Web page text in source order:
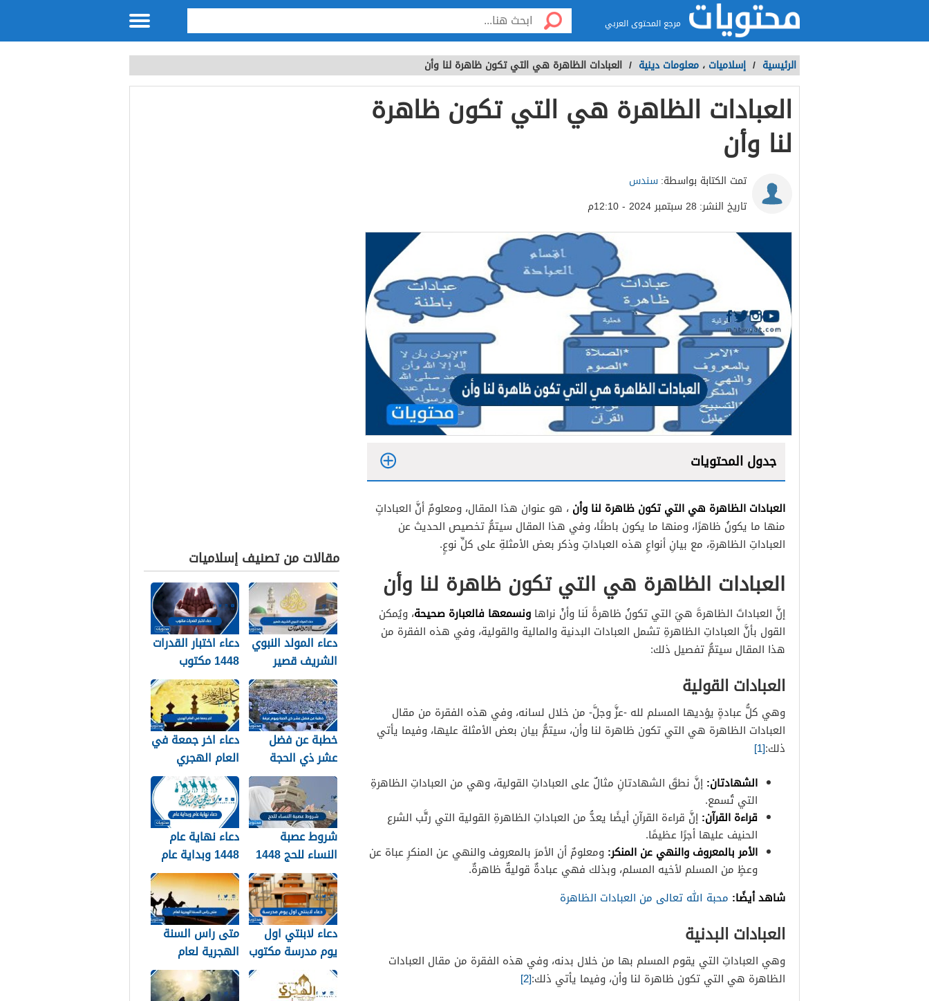
مرجع المحتوى العربي
الرئيسية / إسلاميات ، معلومات دينية / العبادات الظاهرة هي التي تكون ظاهرة لنا وأن
العبادات الظاهرة هي التي تكون ظاهرة
لنا وأن
تمت الكتابة بواسطة:سندس
تاريخ النشر: 28 سبتمبر 2024 - 12:10م
جدول المحتويات
العبادات القولية
العبادات البدنية
العبادات الظاهرة هي التي تكون ظاهرة لنا وأن ، هو عنوان هذا المقال، ومعلومٌ أنَّ العباداتٍ
منها ما يكونُ ظاهرًا، ومنها ما يكون باطنًا، وفي هذا المقال سيتمُّ تخصيص الحديث عن
العباداتِ الظاهرةِ، مع بيانِ أنواعِ هذه العباداتِ وذكر بعض الأمثلةِ على كلِّ نوعٍ.
العبادات الظاهرة هي التي تكون ظاهرة لنا وأن
إنَّ العباداتَ الظاهرةَ هيَ التي تكونُ ظاهرةً لَنا وأنْ نراها ونسمعها فالعبارة صحيحة، ويُمكن
القول بأنَّ العباداتِ الظاهرةِ تشمل العبادات البدنية والمالية والقولية، وفي هذه الفقرة من
هذا المقال سيتمُّ تفصيل ذلك:
العبادات القولية
وهي كلُّ عبادةٍ يؤديها المسلم لله -عزَّ وجلَّ- من خلال لسانه، وفي هذه الفقرة من مقال
العبادات الظاهرة هي التي تكون ظاهرة لنا وأن، سيتمُّ بيان بعض الأمثلة عليها، وفيما يأتي
ذلك:[1]
الشهادتان: إنَّ نطقَ الشهادتانِ مثالٌ على العباداتِ القولية، وهي من العباداتِ الظاهرةِ
التي تُسمع.
قراءة القرآن: إنَّ قراءة القرآنِ أيضًا يعدُّ من العباداتِ الظاهرةِ القولية التي رتَّب الشرع
الحنيف عليها أجرًا عظيمًا.
الأمر بالمعروف والنهي عن المنكر: ومعلومٌ أن الأمرَ بالمعروف والنهي عن المنكرِ عباة عن
وعظٍ من المسلم لأخيه المسلم، وبذلك فهي عبادةٌ قوليةٌ ظاهرةٌ.
شاهد أيضًا: محبة الله تعالى من العبادات الظاهرة
العبادات البدنية
وهي العباداتِ التي يقوم المسلم بها من خلال بدنه، وفي هذه الفقرة من مقال العبادات
الظاهرة هي التي تكون ظاهرة لنا وأن، وفيما يأتي ذلك:[2]
مقالات من تصنيف إسلاميات
دعاء المولد النبوي
الشريف قصير
2026 مكتوب
دعاء اختبار القدرات
1448 مكتوب
خطبة عن فضل
عشر ذي الحجة
ويوم عرفة 1448 /
2026
دعاء اخر جمعة في
العام الهجري
1447 ودخول العام
الجديد 1448
شروط عصبة
النساء للحج 1448
دعاء نهاية عام
1448 وبداية عام
1449
دعاء لابنتي اول
يوم مدرسة مكتوب
وبالصور 2026
متى راس السنة
الهجرية لعام
2026